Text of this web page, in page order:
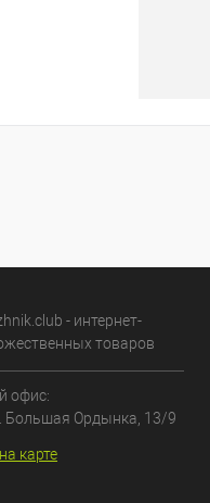
- интернет-
товаров
офис:
Большая Ордынка, 13/9
карте